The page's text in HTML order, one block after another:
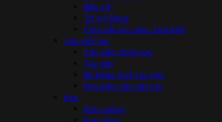
Đầu vít
Tô vít đóng
Chìa vặn lục giác, hoa khế
Cần siết lực
Cần siết chỉnh lực
Tay vặn
Bộ khẩu tuýt tay vặn
Phụ kiện cần siết lực
Kìm
Kìm vuông
Kìm nhọn